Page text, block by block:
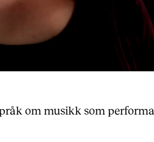
om musikk som